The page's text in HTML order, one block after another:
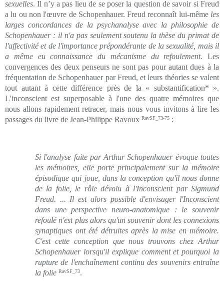
sexuelles. Il n’y a pas lieu de se poser la question de savoir si Freud
a lu ou non l'œuvre de Schopenhauer. Freud reconnaît lui-même les
larges concordances de la psychanalyse avec la philosophie de
Schopenhauer : il n'a pas seulement soutenu la thèse du primat de
l'affectivité et de l'importance prépondérante de la sexualité, mais il
a même eu connaissance du mécanisme du refoulement. Les
convergences des deux penseurs ne sont pas pour autant dues à la
fréquentation de Schopenhauer par Freud, et leurs théories se valent
tout autant à cette différence près de la « substantification* ».
L'inconscient est superposable à l'une des quatre mémoires que
nous allons rapidement retracer, mais nous vous invitons à lire les
passages du livre de Jean-Philippe Ravoux RavSF_73-75 :
Si l'analyse faite par Arthur Schopenhauer évoque toutes
les mémoires, elle porte principalement sur la mémoire
épisodique qui joue, dans la conception qu'il nous donne
de la folie, le rôle dévolu à l'Inconscient par Sigmund
Freud. ... Il est alors possible d'envisager l'Inconscient
dans une perspective neuro-anatomique : le souvenir
refoulé n'est plus alors qu'un souvenir dont les connexions
synaptiques ont été détruites après la mise en mémoire.
C'est cette conception que nous trouvons chez Arthur
Schopenhauer lorsqu'il explique comment et pourquoi la
rupture de l'enchaînement continu des souvenirs entraîne
la folie RavSF_73.